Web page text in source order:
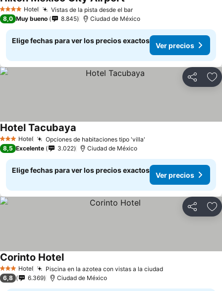
4 EstrellasHotel Vistas de la pista desde el bar
8,0 Muy bueno 8.845 Ciudad de México
Elige fechas para ver los precios exactos
Ver precios
Compartir
3 Estrellas
Hotel Opciones de habitaciones tipo 'villa'
Hotel Tacubaya
8,5 Excelente 3.022 Ciudad de México
Elige fechas para ver los precios exactos
Ver precios
Compartir
3 Estrellas
Hotel Piscina en la azotea con vistas a la ciudad
Corinto Hotel
6,8 6.369 Ciudad de México